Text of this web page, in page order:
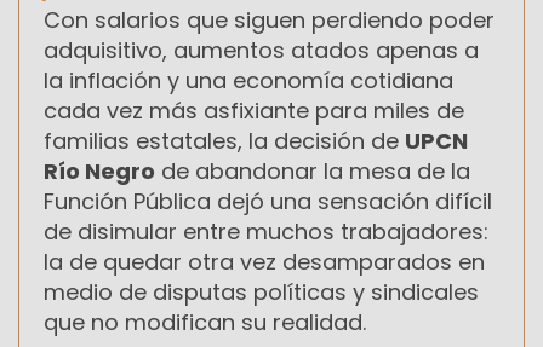
Con salarios que siguen perdiendo poder
adquisitivo, aumentos atados apenas a
la inflación y una economía cotidiana
cada vez más asfixiante para miles de
familias estatales, la decisión de UPCN
Río Negro de abandonar la mesa de la
Función Pública dejó una sensación difícil
de disimular entre muchos trabajadores:
la de quedar otra vez desamparados en
medio de disputas políticas y sindicales
que no modifican su realidad.